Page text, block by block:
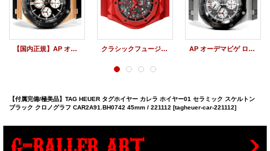
【国内正規】AP オーデマピゲ ロイヤル オーク オフショア クロノグラフ 44mm PG 26401RO.OO.A002CA.01 クラシックフュージョン アエロフュージョン クロノグラフ オーリンスキー レッドマジック 45mm 525.CF.0130.RX.ORL19 ウブロ 新品 AP オーデマピゲ ロイヤル オーク オフショア クロノグラフ 44mm 26400IO.OO.A004CA.01
【付属完備/極美品】TAG HEUER タグホイヤー カレラ ホイヤー01 セラミック スケルトン
ブラック クロノグラフ CAR2A91.BH0742 45mm / 221112 [tagheuer-car-221112]